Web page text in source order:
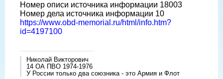
Номер описи источника информации 18003
Номер дела источника информации 10
https://www.obd-memorial.ru/html/info.htm?
id=4197100
Николай Викторович
14 ОА ПВО 1974-1976
У России только два союзника - это Армия и Флот